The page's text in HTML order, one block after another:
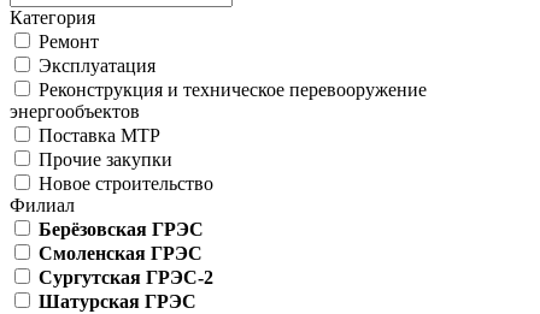
Категория
Ремонт
Эксплуатация
Реконструкция и техническое перевооружение
энергообъектов
Поставка МТР
Прочие закупки
Новое строительство
Филиал
Берёзовская ГРЭС
Смоленская ГРЭС
Сургутская ГРЭС-2
Шатурская ГРЭС